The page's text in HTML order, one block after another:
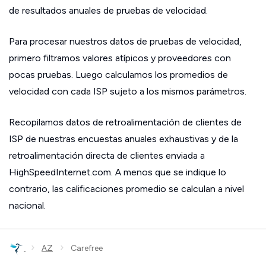
de resultados anuales de pruebas de velocidad.
Para procesar nuestros datos de pruebas de velocidad,
primero filtramos valores atípicos y proveedores con
pocas pruebas. Luego calculamos los promedios de
velocidad con cada ISP sujeto a los mismos parámetros.
Recopilamos datos de retroalimentación de clientes de
ISP de nuestras encuestas anuales exhaustivas y de la
retroalimentación directa de clientes enviada a
HighSpeedInternet.com. A menos que se indique lo
contrario, las calificaciones promedio se calculan a nivel
nacional.
› AZ › Carefree